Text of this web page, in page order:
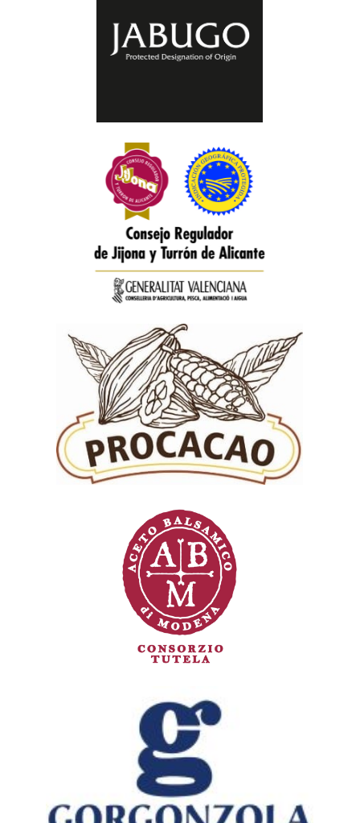
Consejo Regulador DOP Jabugo
Consejo Regulador IGPs Jijona y Turrón
Consejo Regulador/Asociación de
Productores Organizados de la
Denominación de Origen Cacao
Amazonas Perú (Procacao)
Consorzio di tutela Aceto balsamico di
Modena (CABM)
Consorzio di tutela del formaggio